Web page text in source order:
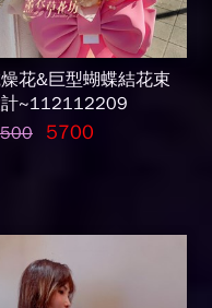
花&巨型蝴蝶結花束
~112112209
5700